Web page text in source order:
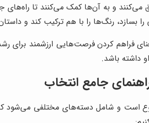
و به آن‌ها کمک می‌کنند تا راه‌های
را بسازد، رنگ‌ها را با هم ترکیب کند و
فراهم کردن فرصت‌هایی ارزشمند
داشته باشد.
جامع انتخاب
است و شامل دسته‌های مختلفی می‌شود